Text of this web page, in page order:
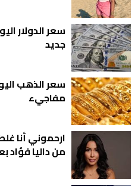
جديد
مفاجيء
ارحموني أنا
من داليا فؤاد